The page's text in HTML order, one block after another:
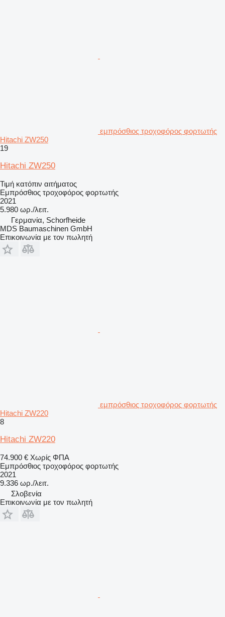
εμπρόσθιος τροχοφόρος φορτωτής
Hitachi ZW250
19
Hitachi ZW250
Τιμή κατόπιν αιτήματος
Εμπρόσθιος τροχοφόρος φορτωτής
2021
5.980 ωρ./λειτ.
Γερμανία, Schorfheide
MDS Baumaschinen GmbH
Επικοινωνία με τον πωλητή
εμπρόσθιος τροχοφόρος φορτωτής
Hitachi ZW220
8
Hitachi ZW220
74.900 € Χωρίς ΦΠΑ
Εμπρόσθιος τροχοφόρος φορτωτής
2021
9.336 ωρ./λειτ.
Σλοβενία
Επικοινωνία με τον πωλητή